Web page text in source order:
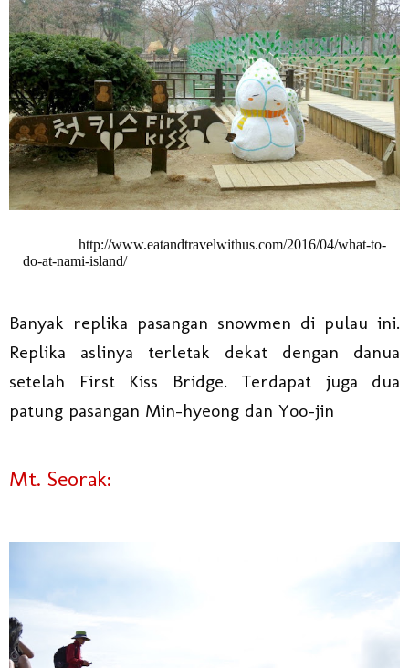
http://www.eatandtravelwithus.com/2016/04/what-to-
do-at-nami-island/
Banyak replika pasangan snowmen di pulau ini.
Replika aslinya terletak dekat dengan danua
setelah First Kiss Bridge. Terdapat juga dua
patung pasangan Min-hyeong dan Yoo-jin
Mt. Seorak: